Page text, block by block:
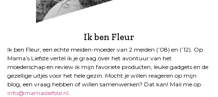
Ik ben Fleur
Ik ben Fleur, een echte meiden-moeder van 2 meiden (’08) en (’12). Op
Mama’s Liefste vertel ik je graag over het avontuur van het
moederschap en review ik mijn favoriete producten, leuke gadgets en de
gezellige uitjes voor het hele gezin. Mocht je willen reageren op mijn
blog, een vraag hebben of willen samenwerken? Dat kan! Mail me op
info@mamasliefste.nl